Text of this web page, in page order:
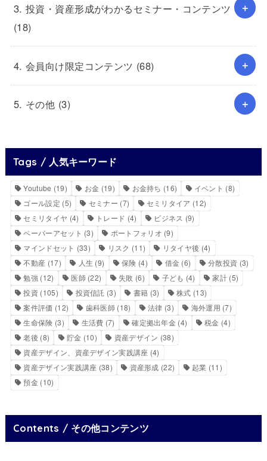
3. 投資・資産形成がわかるセミナー・コンテンツ
(18)
4. 会員向け限定コンテンツ (68)
5. その他 (3)
Tags / 人気キーワード
Youtube (19) お金 (19) お金持ち (16) イベント (8)
ゴール設定 (5) セミナー (7) セミリタイア (12)
セミリタイヤ (4) トレード (4) ビジネス (9)
ペーパーアセット (3) ポートフォリオ (9)
マインドセット (33) リスク (11) リタイヤ後 (4)
不動産 (17) 人生 (9) 保険 (4) 借金 (6) 分散投資 (3)
勉強 (12) 医師(22) 失敗 (6) 子ども (4) 家計(5)
投資 (105) 投資信託 (3) 書籍 (3) 株式 (13)
案件評価 (12) 歯科医師 (18) 法律 (3) 海外運用 (7)
生命保険 (3) 生活費 (7) 確定拠出年金 (4) 税金 (4)
老後 (8) 貯金 (10) 資産デザイン (38)
資産デザイン、資産デザイン実践講座 (4)
資産デザイン実践講座 (38) 資産形成 (22) 起業 (11)
預金 (10)
Contents / その他コンテンツ